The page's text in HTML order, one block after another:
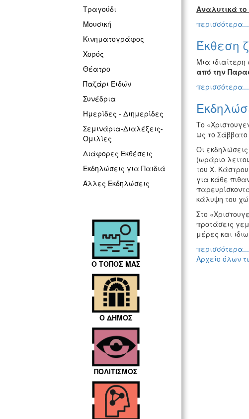
Τραγούδι
Μουσική
Κινηματογράφος
Χορός
Θέατρο
Παζάρι Ειδών
Συνέδρια
Ημερίδες - Διημερίδες
Σεμινάρια-Διαλέξεις-
Ομιλίες
Διάφορες Εκθέσεις
Εκδηλώσεις για Παιδιά
Άλλες Εκδηλώσεις
Ο ΤΟΠΟΣ ΜΑΣ
Ο ΔΗΜΟΣ
ΠΟΛΙΤΙΣΜΟΣ
Αναλυτικά
περισσότερα...
Έκθεση
Μια
από την
περισσότερα...
Το
ως το Σάββατο
Οι εκδηλώσεις
(ωράριο
του Χ.
για κάθε
κάλυψη του
Στο
προτάσεις
μέρες και
περισσότερα...
Αρχείο όλων